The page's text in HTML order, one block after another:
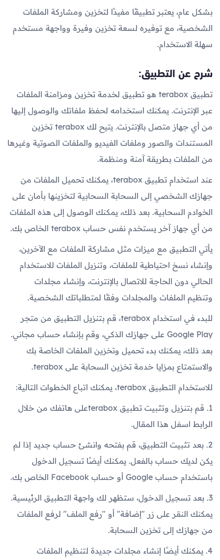
بشكل عام، يعتبر تطبيقًا مفيدًا لتخزين ومشاركة الملفات
الشخصية، مع توفيره لسعة تخزين وفيرة وواجهة مستخدم
سهلة الاستخدام.
شرح عن التطبيق:
تطبيق terabox هو تطبيق لخدمة تخزين ومزامنة الملفات
عبر الإنترنت. يمكنك استخدامه لحفظ ملفاتك والوصول إليها
من أي جهاز متصل بالإنترنت. يتيح لك terabox تخزين
المستندات والصور وملفات الفيديو والملفات الصوتية وغيرها
من الملفات بطريقة آمنة ومنظمة.
عند استخدام تطبيق terabox، يمكنك تحميل الملفات من
جهازك الشخصي إلى السحابة السحابية لتخزينها بأمان على
الخوادم السحابية. بعد ذلك، يمكنك الوصول إلى هذه الملفات
من أي جهاز آخر يستخدم نفس حساب terabox الخاص بك.
يأتي التطبيق مع ميزات مثل مشاركة الملفات مع الآخرين،
وإنشاء نسخ احتياطية للملفات، وتنزيل الملفات للاستخدام
الحالي دون الحاجة للاتصال بالإنترنت، وإنشاء مجلدات
وتنظيم الملفات والمجلدات وفقًا لمتطلباتك الشخصية.
للبدء في استخدام terabox، قم بتنزيل التطبيق من متجر
Google Play على جهازك الذكي، وقم بإنشاء حساب مجاني.
بعد ذلك، يمكنك بدء تحميل وتخزين الملفات الخاصة بك
والاستمتاع بمزايا خدمة تخزين السحابة على terabox.
للاستخدام التطبيق terabox، يمكنك اتباع الخطوات التالية:
1. قم بتنزيل وتثبيت تطبيق teraboxعلى هاتفك من خلال
الرابط اسفل هذا المقال.
2. بعد تثبيت التطبيق، قم بفتحه وانشئ حساب جديد إذا لم
يكن لديك حساب بالفعل. يمكنك أيضًا تسجيل الدخول
باستخدام حساب Google أو حساب Facebook الخاص بك.
3. بعد تسجيل الدخول، ستظهر لك واجهة التطبيق الرئيسية.
يمكنك النقر على زر "إضافة" أو "رفع الملف" لرفع الملفات
من جهازك إلى تخزين السحابة.
4. يمكنك أيضًا إنشاء مجلدات جديدة لتنظيم الملفات